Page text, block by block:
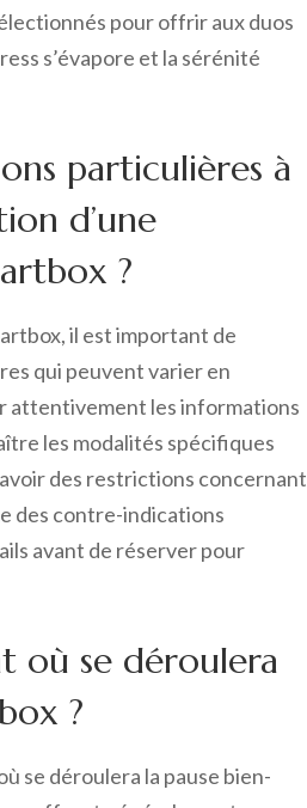
pour offrir aux duos
s’évapore et la sérénité
particulières à
d’une
?
il est important de
qui peuvent varier en
attentivement les informations
les modalités spécifiques
des restrictions concernant
des contre-indications
avant de réserver pour
où se déroulera
?
se déroulera la pause bien-